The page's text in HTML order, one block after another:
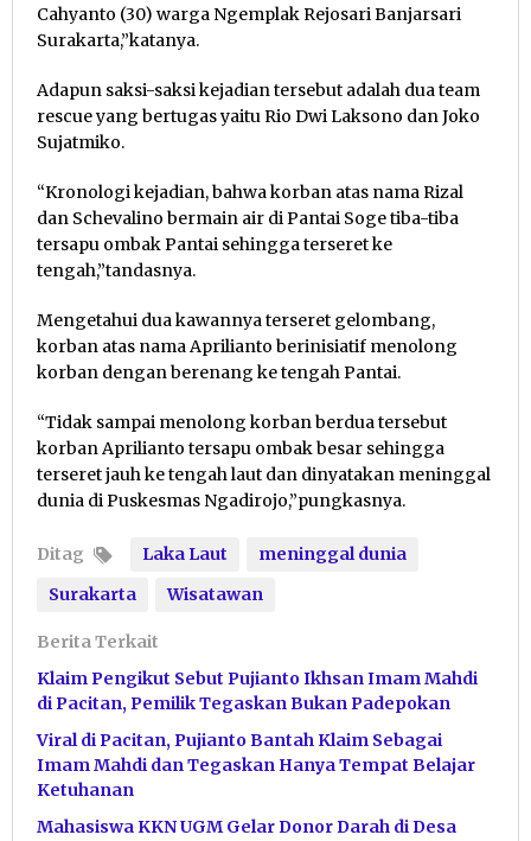
Cahyanto (30) warga Ngemplak Rejosari Banjarsari
Surakarta,”katanya.
Adapun saksi-saksi kejadian tersebut adalah dua team
rescue yang bertugas yaitu Rio Dwi Laksono dan Joko
Sujatmiko.
“Kronologi kejadian, bahwa korban atas nama Rizal
dan Schevalino bermain air di Pantai Soge tiba-tiba
tersapu ombak Pantai sehingga terseret ke
tengah,”tandasnya.
Mengetahui dua kawannya terseret gelombang,
korban atas nama Aprilianto berinisiatif menolong
korban dengan berenang ke tengah Pantai.
“Tidak sampai menolong korban berdua tersebut
korban Aprilianto tersapu ombak besar sehingga
terseret jauh ke tengah laut dan dinyatakan meninggal
dunia di Puskesmas Ngadirojo,”pungkasnya.
Ditag Laka Laut
meninggal dunia
Surakarta
Wisatawan
Berita Terkait
Klaim Pengikut Sebut Pujianto Ikhsan Imam Mahdi
di Pacitan, Pemilik Tegaskan Bukan Padepokan
Viral di Pacitan, Pujianto Bantah Klaim Sebagai
Imam Mahdi dan Tegaskan Hanya Tempat Belajar
Ketuhanan
Mahasiswa KKN UGM Gelar Donor Darah di Desa